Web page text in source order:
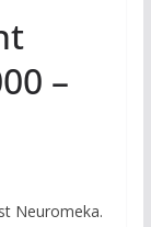
–
Neuromeka.